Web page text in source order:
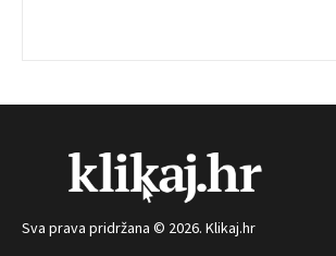
Sva prava pridržana © 2026. Klikaj.hr